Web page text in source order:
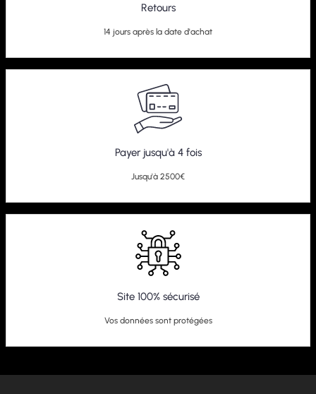
Retours
14 jours après la date d'achat
Payer jusqu'à 4 fois
Jusqu'à 2500€
Site 100% sécurisé
Vos données sont protégées